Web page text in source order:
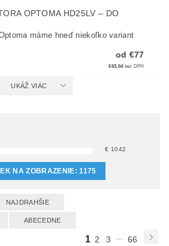
OPTOMA HD25LV– DO
máme hneď niekoľko variant
od €77
€63,64bez DPH
UKÁŽ VIAC
€ 1042
NA ZOBRAZENIE:1175
NAJDRAHŠIE
ABECEDNE
1 2 3
66